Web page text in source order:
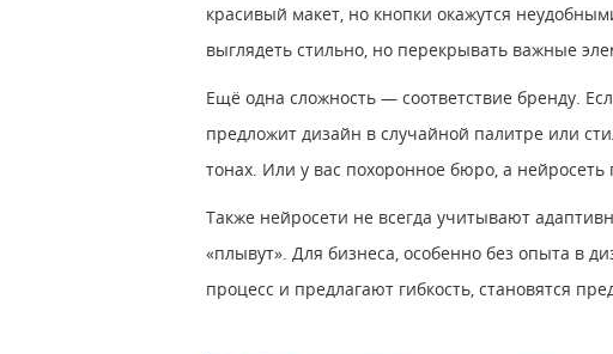
красивый макет, но кнопки окажутся
выглядеть стильно, но перекрывать важные
Ещё одна сложность — соответствие бренду.
предложит дизайн в случайной палитре или
тонах. Или у вас похоронное бюро, а нейросеть
Также нейросети не всегда учитывают
«плывут». Для бизнеса, особенно без опыта в
процесс и предлагают гибкость, становятся